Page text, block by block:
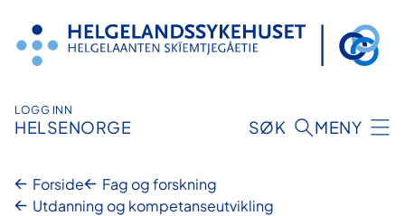
innhold
LOGG INN
HELSENORGE SØK MENY
Forside
Fag og forskning
Utdanning og kompetanseutvikling